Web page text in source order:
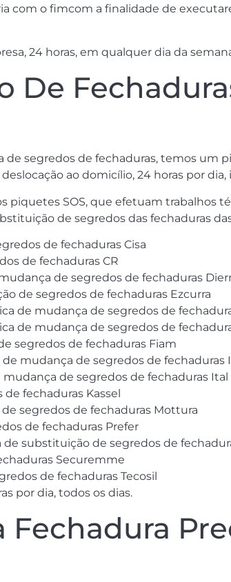
com o fimcom a finalidade de
24 horas, em qualquer dia da
De
de segredos de fechaduras, temos um
ao domicílio, 24 horas por
piquetes SOS, que efetuam trabalhos
de segredos das fechaduras
de fechaduras Cisa
de fechaduras CR
de segredos de fechaduras
de segredos de fechaduras Ezcurra
de mudança de segredos de
de mudança de segredos de
segredos de fechaduras Fiam
mudança de segredos de fechaduras
de segredos de fechaduras Ital
fechaduras Kassel
segredos de fechaduras Mottura
de fechaduras Prefer
substituição de segredos de
Securemme
de fechaduras Tecosil
por dia, todos os dias.